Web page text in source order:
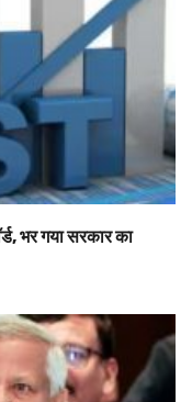
भर गया सरकार का